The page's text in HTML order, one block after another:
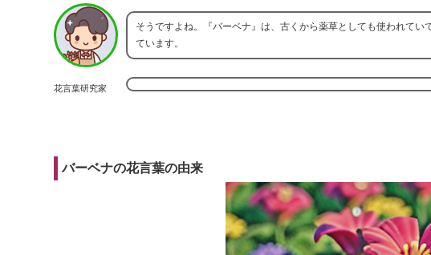
花言葉研究家
そうですよね。『バーベナ』は、古くから薬草としても使われて
ています。
バーベナの花言葉の由来